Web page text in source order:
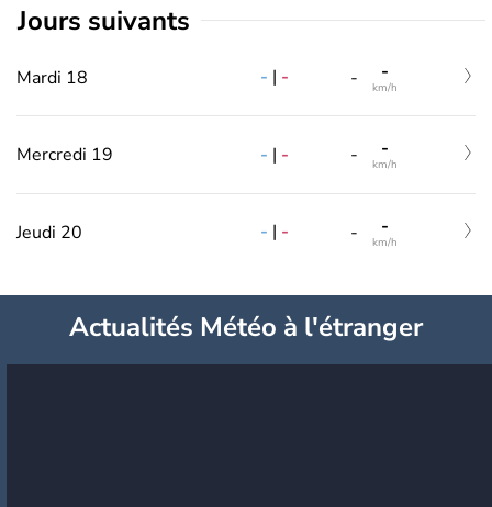
jours suivants
Mardi 18 - | - - -
km/h
Mercredi 19 - | - - -
km/h
Jeudi 20 - | - - -
km/h
Actualités Météo à l'étranger